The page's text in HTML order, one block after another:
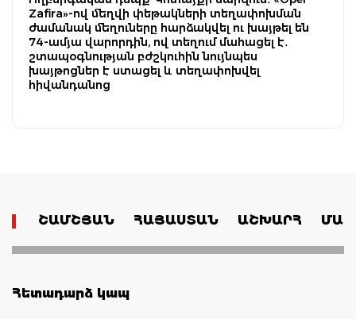
Zafira»-ով մեղվի փեթակների տեղափոխման
ժամանակ մեղուները հարձակվել ու խայթել են
74-ամյա վարորդին, ով տեղում մահացել է․
շտապօգնության բժշկուհին նույնպես
խայթոցներ է ստացել և տեղափոխվել
հիվանդանոց
ՇԱՄՇՅԱՆ ՀԱՅԱՍՏԱՆ ԱՇԽԱՐՀ
Հետադարձ կապ